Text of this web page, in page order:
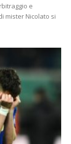
e
mister Nicolato si